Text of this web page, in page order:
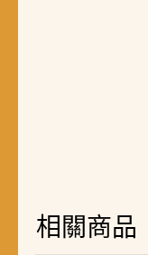
相關商品